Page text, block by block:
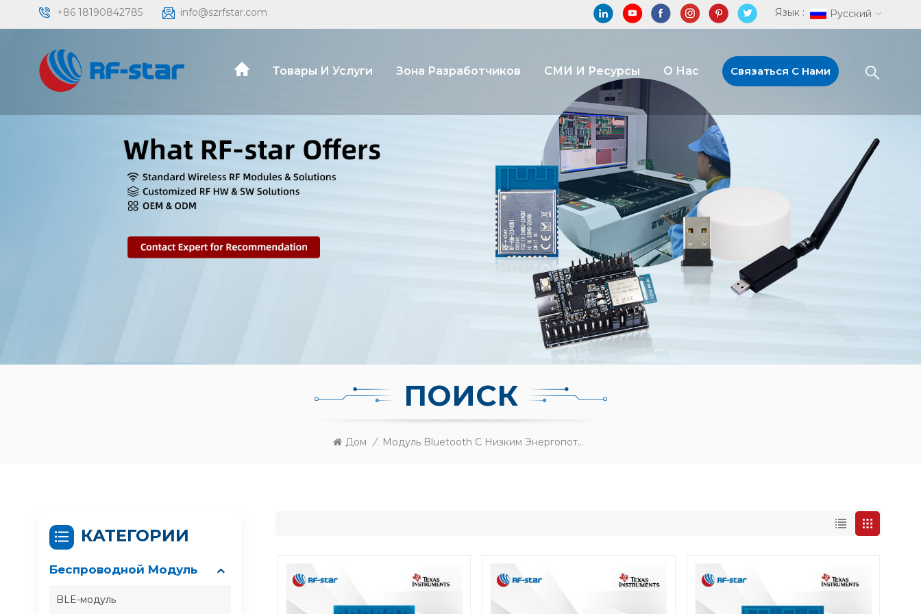
+86 18190842785 info@szrfstar.com Язык : Русский
Товары И Услуги Зона Разработчиков СМИ И Ресурсы О Нас Связаться С Нами
ПОИСК
Дом / Модуль Bluetooth С Низким Энергопотреблением
КАТЕГОРИИ
Беспроводной Модуль
BLE-модуль